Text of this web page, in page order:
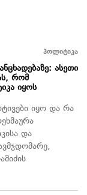
პოლიტიკა
ასეთი
რომ
იყოს
იყო და რა
და